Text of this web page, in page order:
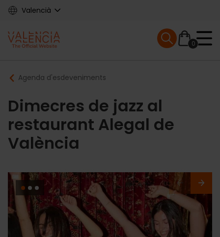
Skip
content
Valencià
Main
navigation
0
Mobile menu
Breadcrumb
Agenda d'esdeveniments
Dimecres de jazz al
restaurant Alegal de
València